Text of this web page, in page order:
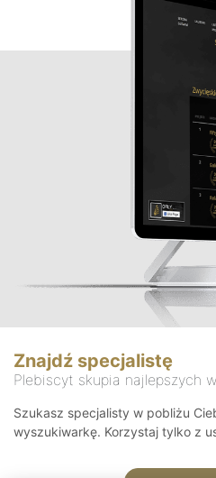
Znajdź specjalistę
Plebiscyt skupia najlepszych
Szukasz specjalisty w pobliżu
wyszukiwarkę. Korzystaj tylko z